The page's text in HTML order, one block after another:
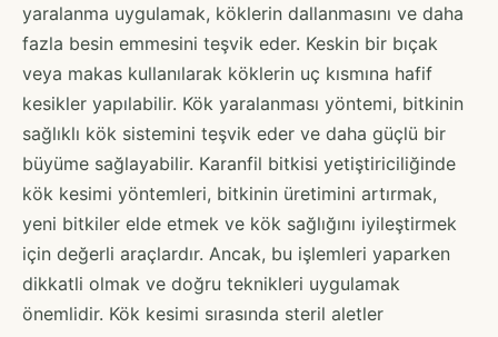
yaralanma uygulamak, köklerin dallanmasını ve daha
fazla besin emmesini teşvik eder. Keskin bir bıçak
veya makas kullanılarak köklerin uç kısmına hafif
kesikler yapılabilir. Kök yaralanması yöntemi, bitkinin
sağlıklı kök sistemini teşvik eder ve daha güçlü bir
büyüme sağlayabilir. Karanfil bitkisi yetiştiriciliğinde
kök kesimi yöntemleri, bitkinin üretimini artırmak,
yeni bitkiler elde etmek ve kök sağlığını iyileştirmek
için değerli araçlardır. Ancak, bu işlemleri yaparken
dikkatli olmak ve doğru teknikleri uygulamak
önemlidir. Kök kesimi sırasında steril aletler